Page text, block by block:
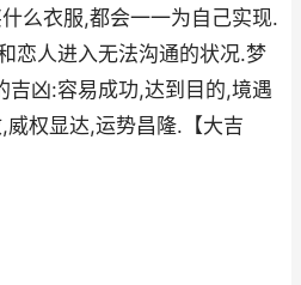
么衣服,都会一一为自己实现.
恋人进入无法沟通的状况.梦
吉凶:容易成功,达到目的,境遇
权显达,运势昌隆.【大吉